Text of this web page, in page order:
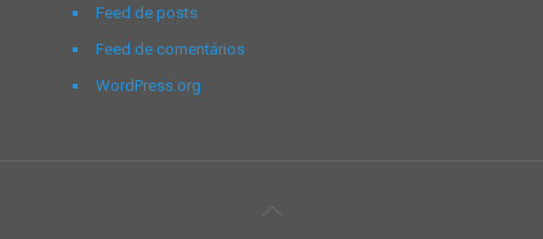
Feed de posts
Feed de comentários
WordPress.org